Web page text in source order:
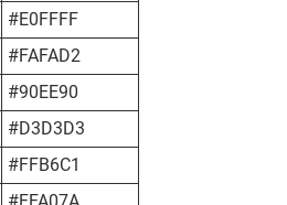
#E0FFFF
#FAFAD2
#90EE90
#D3D3D3
#FFB6C1